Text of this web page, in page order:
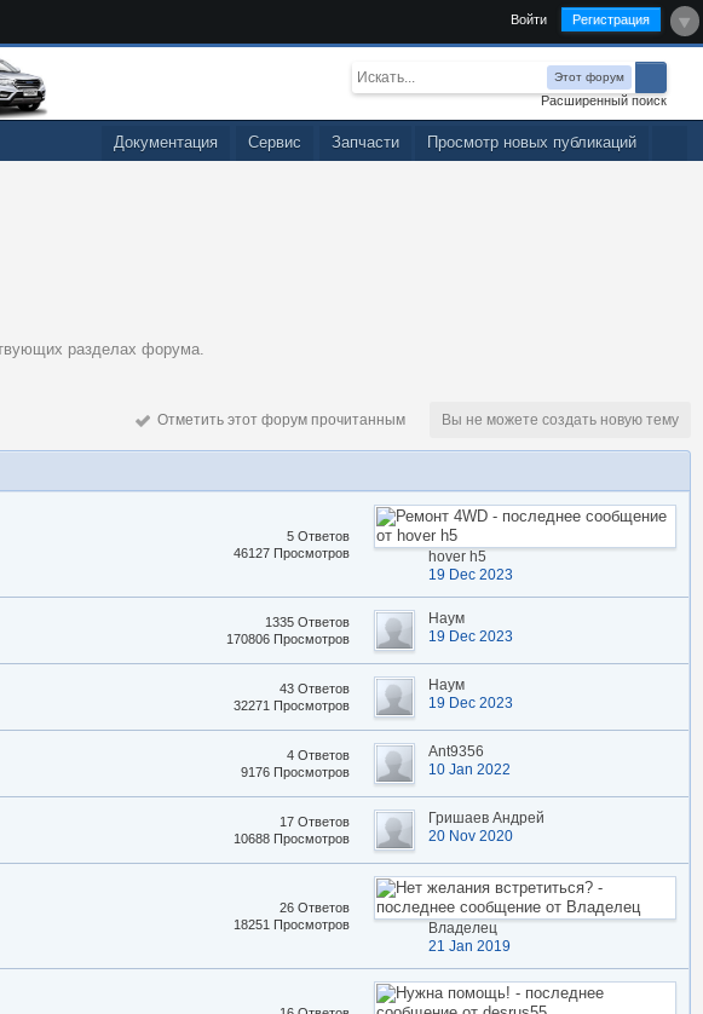
Войти Регистрация
Этот форум
Расширенный поиск
Просмотр новых публикаций
Запчасти
Сервис
Документация
разделах форума.
Вы не можете создать новую тему
Отметить этот форум прочитанным
5 Ответов
46127 Просмотров
hover h5
19 Dec 2023
1335 Ответов
170806 Просмотров
Наум
19 Dec 2023
43 Ответов
32271 Просмотров
Наум
19 Dec 2023
4 Ответов
9176 Просмотров
Ant9356
10 Jan 2022
17 Ответов
10688 Просмотров
Гришаев Андрей
20 Nov 2020
26 Ответов
18251 Просмотров
Владелец
21 Jan 2019